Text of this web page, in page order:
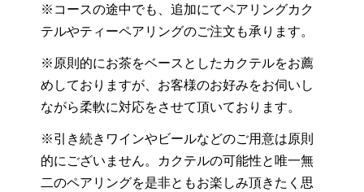
※コースの途中でも、追加にてペアリングカク
テルやティーペアリングのご注文も承ります。
※原則的にお茶をベースとしたカクテルをお薦
めしておりますが、お客様のお好みをお伺いし
ながら柔軟に対応をさせて頂いております。
※引き続きワインやビールなどのご用意は原則
的にございません。カクテルの可能性と唯一無
二のペアリングを是非ともお楽しみ頂きたく思